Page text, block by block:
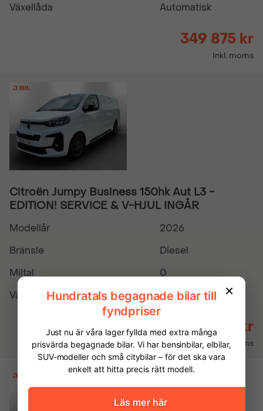
Växellåda
Automatisk
349 875 kr
Inkl. moms
Citroën Jumpy Business 150hk Aut L3 -
EDITION! SERVICE & V-HJUL INGÅR
Modellår
2026
Bränsle
Diesel
Miltal
0
Växellåda
Automatisk
449 875 kr
Inkl. moms